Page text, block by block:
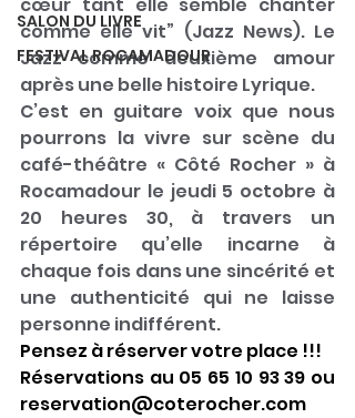
SALON DU LIVRE
FESTIVAL ROCAMADOUR
comme elle vit” (Jazz News). Le
Jazz comme deuxième amour
après une belle histoire Lyrique.
C’est en guitare voix que nous
pourrons la vivre sur scène du
café-théâtre « Côté Rocher » à
Rocamadour le jeudi 5 octobre à
20 heures 30, à travers un
répertoire qu’elle incarne à
chaque fois dans une sincérité et
une authenticité qui ne laisse
personne indifférent.
Pensez à réserver votre place !!!
Réservations au 05 65 10 93 39 ou
reservation@coterocher.com